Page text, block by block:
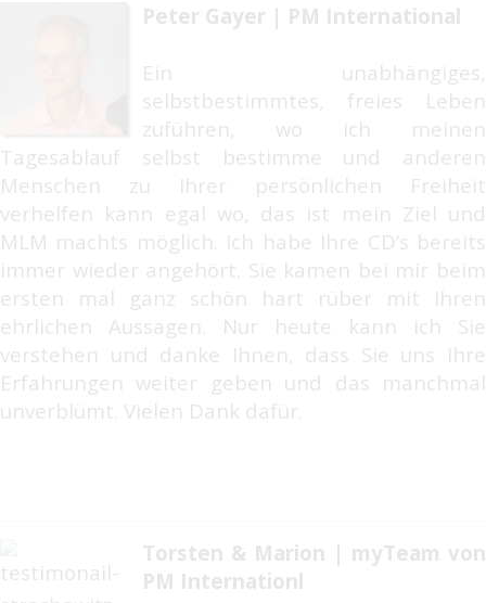
Peter Gayer | PM International
Ein unabhängiges,
selbstbestimmtes, freies Leben
zuführen, wo ich meinen
Tagesablauf selbst bestimme und anderen
Menschen zu Ihrer persönlichen Freiheit
verhelfen kann egal wo, das ist mein Ziel und
MLM machts möglich. Ich habe Ihre CD’s bereits
immer wieder angehört. Sie kamen bei mir beim
ersten mal ganz schön hart rüber mit Ihren
ehrlichen Aussagen. Nur heute kann ich Sie
verstehen und danke Ihnen, dass Sie uns Ihre
Erfahrungen weiter geben und das manchmal
unverblümt. Vielen Dank dafür.
Torsten & Marion | myTeam von
PM Internationl